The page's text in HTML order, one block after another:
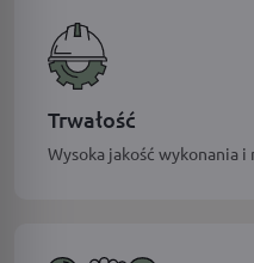
Trwałość
Wysoka jakość wykonania